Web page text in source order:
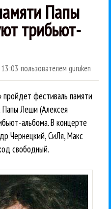
Папы
трибьют-
пользователем guruken
пройдет фестиваль памяти
Папы Леши (Алексея
альбома. В концерте
Чернецкий, СиЛя, Макс
свободный.